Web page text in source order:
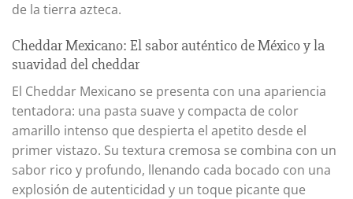
de la tierra azteca.
Cheddar Mexicano: El sabor auténtico de México y la
suavidad del cheddar
El Cheddar Mexicano se presenta con una apariencia
tentadora: una pasta suave y compacta de color
amarillo intenso que despierta el apetito desde el
primer vistazo. Su textura cremosa se combina con un
sabor rico y profundo, llenando cada bocado con una
explosión de autenticidad y un toque picante que